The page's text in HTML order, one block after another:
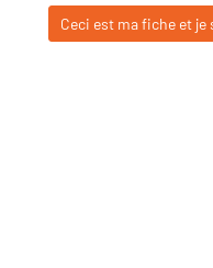
Ceci est ma fiche et